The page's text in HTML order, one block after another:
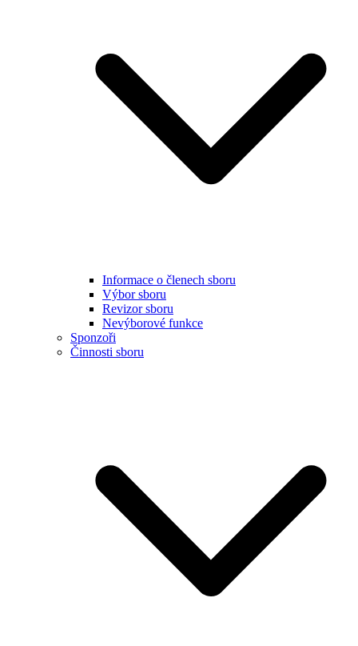
Informace o členech sboru
Výbor sboru
Revizor sboru
Nevýborové funkce
Sponzoři
Činnosti sboru